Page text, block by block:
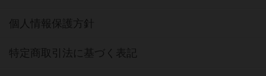
個人情報保護方針
特定商取引法に基づく表記